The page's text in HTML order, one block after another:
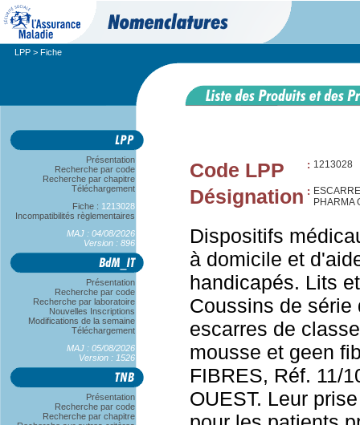
LPP > Fiche
Présentation
Recherche par code
Recherche par chapitre
Téléchargement
Fiche : 1213028
Incompatibilités règlementaires
MAJ : 04/08/2026
Version : 896
Présentation
Recherche par code
Recherche par laboratoire
Nouvelles Inscriptions
Modifications de la semaine
Téléchargement
MAJ : 05/08/2026
Version : 1526
Présentation
Recherche par code
Recherche par chapitre
Code LPP : 1213028
Désignation :
PHARMA
Dispositifs
à domicile et
handicapés. Lits
Coussins de série
escarres de
mousse et geen
FIBRES, Réf. 11/
OUEST. Leur